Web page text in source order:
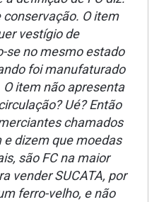
O item
vestígio de
se no mesmo estado
foi manufaturado
item não apresenta
Ué? Então
chamados
dizem que moedas
são FC na maior
vender SUCATA, por
ferro-velho, e não